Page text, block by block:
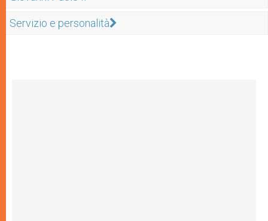
Servizio e personalità